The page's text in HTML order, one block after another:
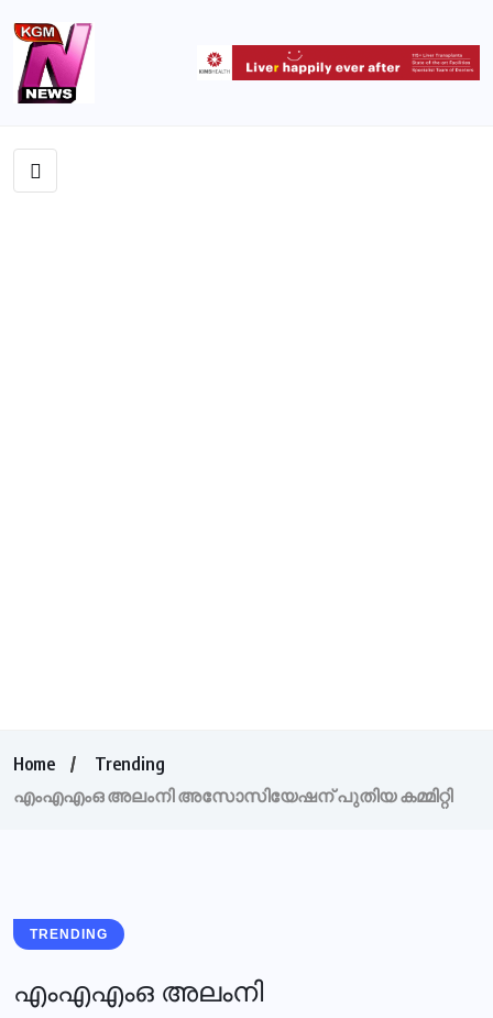
Home
Trending
എംഎഎംഒ അലംനി അസോസിയേഷന് പുതിയ കമ്മിറ്റി
TRENDING
എംഎഎംഒ അലംനി